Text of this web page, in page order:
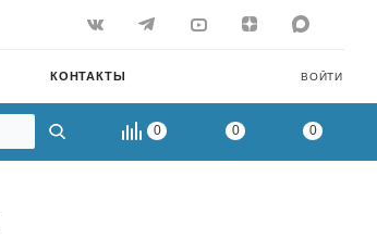
ВОЙТИ
КОНТАКТЫ
0 0 0